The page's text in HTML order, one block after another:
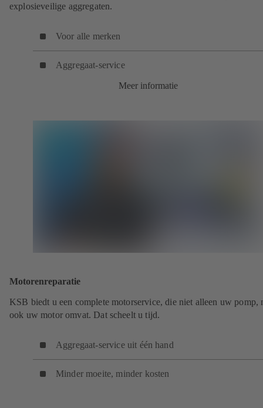
explosieveilige aggregaten.
Voor alle merken
Aggregaat-service
Meer informatie
Motorenreparatie
KSB biedt u een complete motorservice, die niet alleen uw pomp,
ook uw motor omvat. Dat scheelt u tijd.
Aggregaat-service uit één hand
Minder moeite, minder kosten